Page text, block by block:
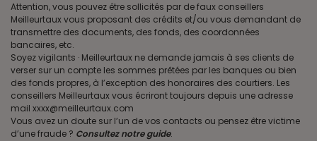
Attention, vous pouvez être sollicités par de faux conseillers
Meilleurtaux vous proposant des crédits et/ou vous demandant de
transmettre des documents, des fonds, des coordonnées
bancaires, etc.
Soyez vigilants · Meilleurtaux ne demande jamais à ses clients de
verser sur un compte les sommes prêtées par les banques ou bien
des fonds propres, à l’exception des honoraires des courtiers. Les
conseillers Meilleurtaux vous écriront toujours depuis une adresse
mail xxxx@meilleurtaux.com
Vous avez un doute sur l’un de vos contacts ou pensez être victime
d’une fraude ? Consultez notre guide.